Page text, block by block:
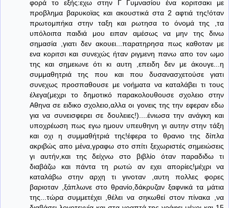
φορά το εξής:εχω στην Γ Γυμνασίου ένα κοριτσακι με
προβλημα βαρυκοϊας και ακουστικά στα 2 αφτιά της!όταν
πρωτομπήκα στην ταξη και ρωτησα το όνομά της ,τα
υπόλοιπα παιδιά μου ειπαν αμέσως να μην της δινω
σημασία ,γιατι δεν ακουει...παρατηρησα πως καθοταν με
ενα κοριτσι και συνεχώς ήταν ριγμενη πανω απο τον ωμο
της και σημειωνε ότι κι αυτη ,επειδη δεν με άκουγε...η
συμμαθητριά της που και που δυσανασχετούσε γιατι
συνεχως προσπαθουσε με νοήματα να καταλάβει τι τους
έλεγα(μεχρι το δημοτικό παρακολουθουσε σχολειο στην
Αθηνα σε ειδικο σχολειο,αλλα οι γονεις της την εφεραν εδω
για να συνεισφερει σε δουλειες!)....ένιωσα την ανάγκη και
υποχρέωση πως εγω ημουν υπευθηνη γι αυτην στην τάξη
και οχι η συμμαθήτριά της!έφερα το θρανιο της δίπλα
ακριβώς απο μένα,γραφω στο σπίτι ξεχωριστές σημειώσεις
γι αυτήν,και της δείχνω στο βιβλίο όταν παραδιδω τι
διαβάζω και πάντα τη ρωτώ αν εχει απορίες!μέχρι να
καταλάβω στην αρχη τι γινοταν ,αυτη πολλες φορες
βαριοταν ,ξάπλωνε στο θρανίο,δάκρυζαν ξαφνικά τα μάτια
της...τώρα συμμετέχει ,θέλει να σηκωθεί στον πίνακα ,να